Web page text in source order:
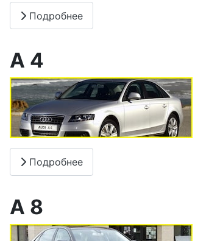
Подробнее
А 4
Подробнее
А 8